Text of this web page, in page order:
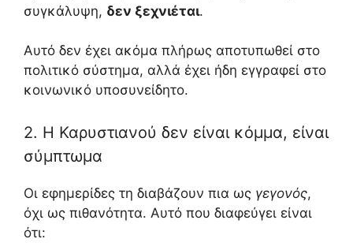
συγκάλυψη, δεν ξεχνιέται.
Αυτό δεν έχει ακόμα πλήρως αποτυπωθεί στο
πολιτικό σύστημα, αλλά έχει ήδη εγγραφεί στο
κοινωνικό υποσυνείδητο.
2. Η Καρυστιανού δεν είναι κόμμα, είναι
σύμπτωμα
Οι εφημερίδες τη διαβάζουν πια ως γεγονός,
όχι ως πιθανότητα. Αυτό που διαφεύγει είναι
ότι: